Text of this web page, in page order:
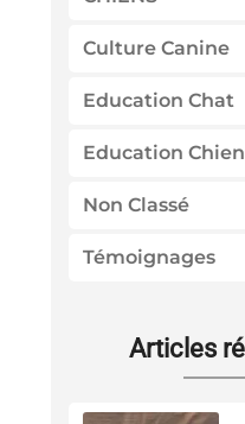
Culture Canine
Education Chat
Education
Non Classé
Témoignages
Articles